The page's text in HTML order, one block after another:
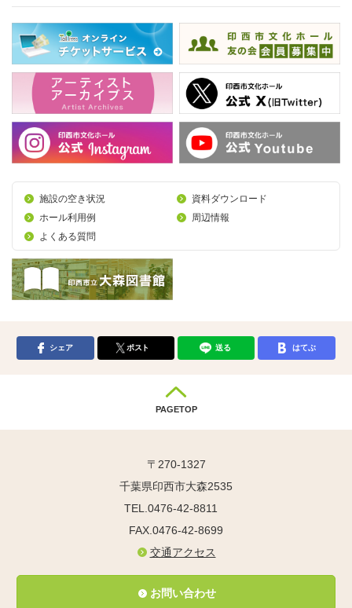
施設の空き状況
資料ダウンロード
ホール利用例
周辺情報
よくある質問
シェア ポスト 送る はてぶ
PAGETOP
〒270-1327
千葉県印西市大森2535
TEL.0476-42-8811
FAX.0476-42-8699
交通アクセス
お問い合わせ